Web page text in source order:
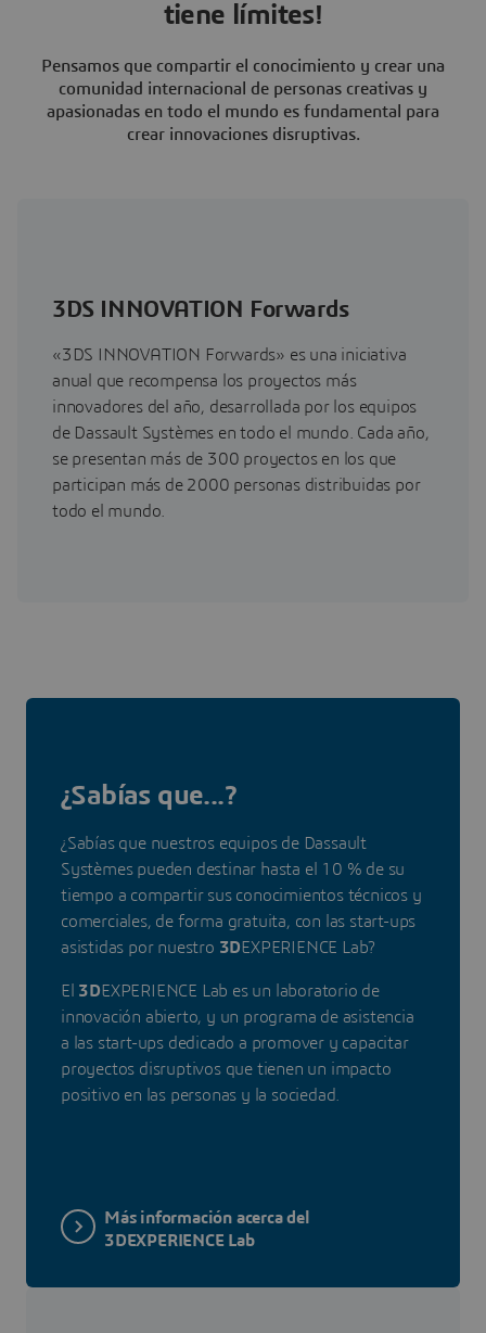
tiene límites!
Pensamos que compartir el conocimiento y crear una
comunidad internacional de personas creativas y
apasionadas en todo el mundo es fundamental para
crear innovaciones disruptivas.
3DS INNOVATION Forwards
«3DS INNOVATION Forwards» es una iniciativa
anual que recompensa los proyectos más
innovadores del año, desarrollada por los equipos
de Dassault Systèmes en todo el mundo. Cada año,
se presentan más de 300 proyectos en los que
participan más de 2000 personas distribuidas por
todo el mundo.
¿Sabías que...?
¿Sabías que nuestros equipos de Dassault
Systèmes pueden destinar hasta el 10 % de su
tiempo a compartir sus conocimientos técnicos y
comerciales, de forma gratuita, con las start-ups
asistidas por nuestro 3DEXPERIENCE Lab?
El 3DEXPERIENCE Lab es un laboratorio de
innovación abierto, y un programa de asistencia
a las start-ups dedicado a promover y capacitar
proyectos disruptivos que tienen un impacto
positivo en las personas y la sociedad.
Más información acerca del
3DEXPERIENCE Lab